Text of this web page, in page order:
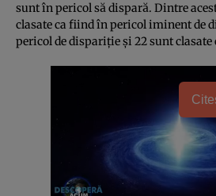
sunt în pericol să dispară. Dintre
clasate ca fiind în pericol iminent de
pericol de dispariţie şi 22 sunt clasate